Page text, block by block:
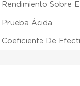
Rendimiento Sobre
Prueba Ácida
Coeficiente De